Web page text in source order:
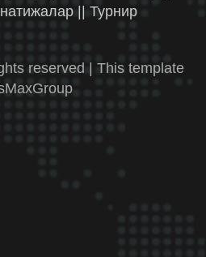
|| Турнир
reserved | This template